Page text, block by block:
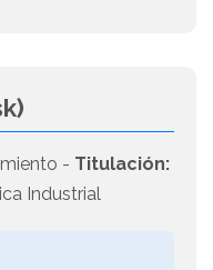
- Titulación:
Industrial